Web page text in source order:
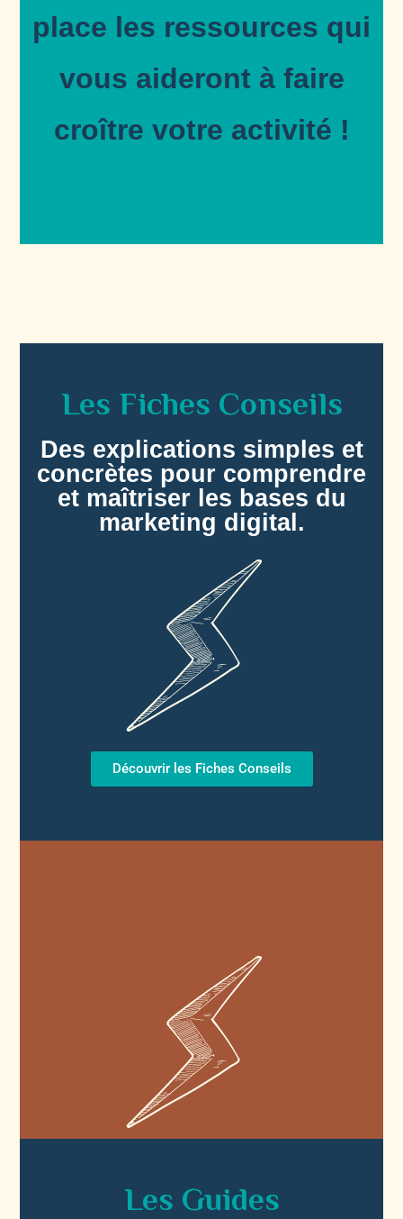
place les ressources qui
vous aideront à faire
croître votre activité !
Les Fiches Conseils
Des explications simples et
concrètes pour comprendre
et maîtriser les bases du
marketing digital.
Découvrir les Fiches Conseils
Les Guides